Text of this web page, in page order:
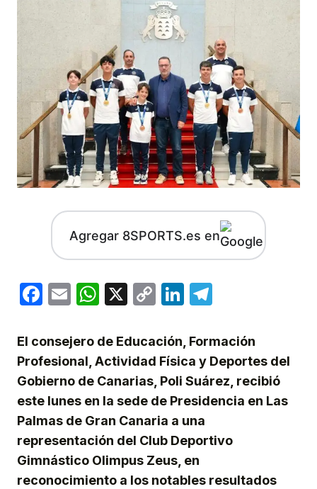
Agregar 8SPORTS.es en
Facebook
EmailWhatsApp
X
CopyLinkedIn
El consejero de Educación, Formación
Profesional, Actividad Física y Deportes del
Gobierno de Canarias, Poli Suárez, recibió
este lunes en la sede de Presidencia en Las
Palmas de Gran Canaria a una
representación del Club Deportivo
Gimnástico Olimpus Zeus, en
reconocimiento a los notables resultados